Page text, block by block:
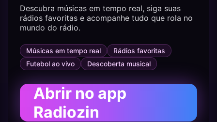
Descubra músicas em tempo real, siga suas
rádios favoritas e acompanhe tudo que rola no
mundo do rádio.
Músicas em tempo real
Rádios favoritas
Futebol ao vivo
Descoberta musical
Abrir no app
Radiozin